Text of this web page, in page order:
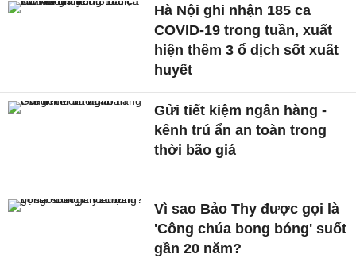
Hà Nội ghi nhận 185 ca
COVID-19 trong tuần, xuất
hiện thêm 3 ổ dịch sốt xuất
huyết
Gửi tiết kiệm ngân hàng -
kênh trú ẩn an toàn trong
thời bão giá
Vì sao Bảo Thy được gọi là
'Công chúa bong bóng' suốt
gần 20 năm?